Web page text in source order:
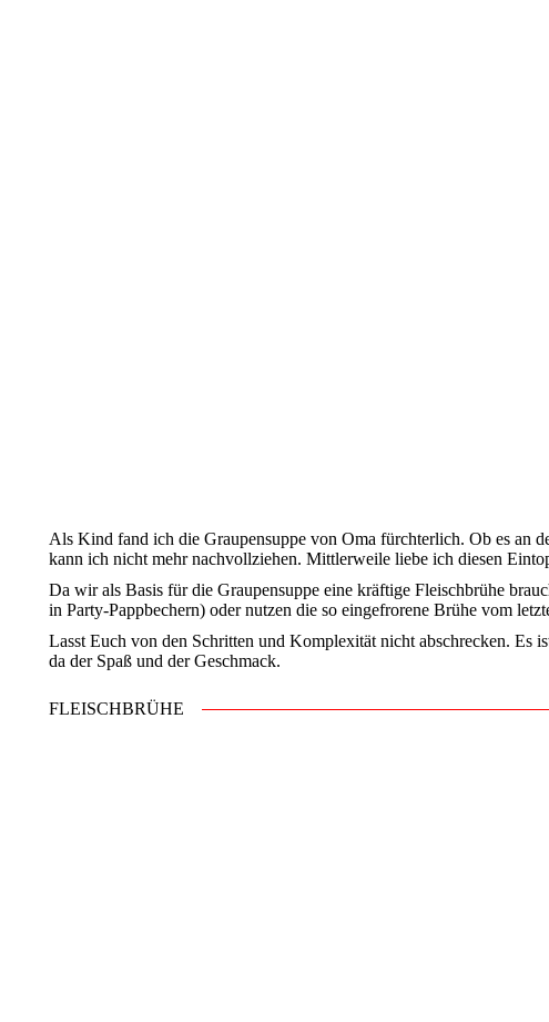
Als Kind fand ich die Graupensuppe von Oma fürchterlich. Ob es an
kann ich nicht mehr nachvollziehen. Mittlerweile liebe ich diesen
Da wir als Basis für die Graupensuppe eine kräftige Fleischbrühe
in Party-Pappbechern) oder nutzen die so eingefrorene Brühe vom
Lasst Euch von den Schritten und Komplexität nicht abschrecken. Es
da der Spaß und der Geschmack.
FLEISCHBRÜHE